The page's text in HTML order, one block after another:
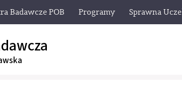
Badawcze POB Programy Sprawna